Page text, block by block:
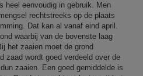
heel eenvoudig in gebruik. Men
rechtstreeks op de plaats
Dat kan al vanaf eind april.
waarbij van de bovenste laag
het zaaien moet de grond
zaad wordt goed verdeeld over de
zaaien. Een goed gemiddelde is